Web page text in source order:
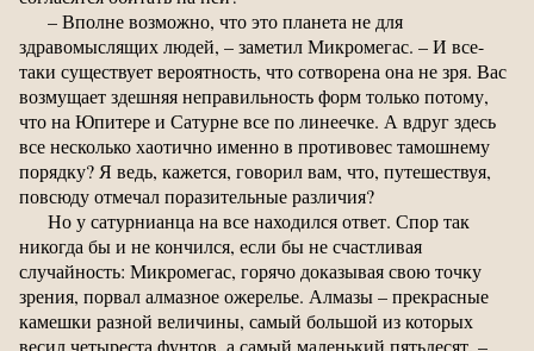
– Вполне возможно, что это планета не для
здравомыслящих людей, – заметил Микромегас. – И все-
таки существует вероятность, что сотворена она не зря. Вас
возмущает здешняя неправильность форм только потому,
что на Юпитере и Сатурне все по линеечке. А вдруг здесь
все несколько хаотично именно в противовес тамошнему
порядку? Я ведь, кажется, говорил вам, что, путешествуя,
повсюду отмечал поразительные различия?
Но у сатурнианца на все находился ответ. Спор так
никогда бы и не кончился, если бы не счастливая
случайность: Микромегас, горячо доказывая свою точку
зрения, порвал алмазное ожерелье. Алмазы – прекрасные
камешки разной величины, самый большой из которых
весил четыреста фунтов, а самый маленький пятьдесят, –